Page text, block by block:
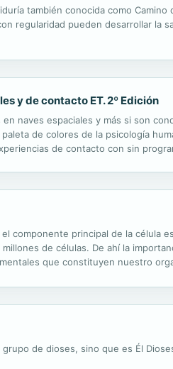
también conocida como
regularidad pueden desarrollar la
y de contacto ET. 2º Edición
naves espaciales y más si son
de colores de la psicología
de contacto con sin
componente principal de la célula
de células. De ahí la
que constituyen nuestro
de dioses, sino que es Él